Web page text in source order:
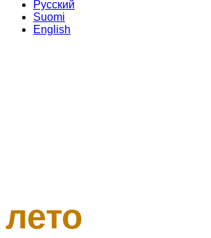
Русский
Suomi
English
лето